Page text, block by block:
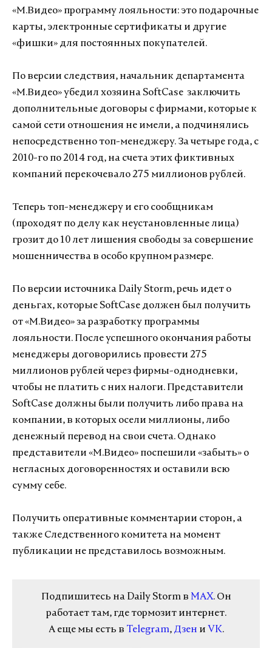
«М.Видео» программу лояльности: это подарочные
карты, электронные сертификаты и другие
«фишки» для постоянных покупателей.
По версии следствия, начальник департамента
«М.Видео» убедил хозяина SoftCase заключить
дополнительные договоры с фирмами, которые к
самой сети отношения не имели, а подчинялись
непосредственно топ-менеджеру. За четыре года, с
2010-го по 2014 год, на счета этих фиктивных
компаний перекочевало 275 миллионов рублей.
Теперь топ-менеджеру и его сообщникам
(проходят по делу как неустановленные лица)
грозит до 10 лет лишения свободы за совершение
мошенничества в особо крупном размере.
По версии источника Daily Storm, речь идет о
деньгах, которые SoftCase должен был получить
от «М.Видео» за разработку программы
лояльности. После успешного окончания работы
менеджеры договорились провести 275
миллионов рублей через фирмы-однодневки,
чтобы не платить с них налоги. Представители
SoftCase должны были получить либо права на
компании, в которых осели миллионы, либо
денежный перевод на свои счета. Однако
представители «М.Видео» поспешили «забыть» о
негласных договоренностях и оставили всю
сумму себе.
Получить оперативные комментарии сторон, а
также Следственного комитета на момент
публикации не представилось возможным.
Подпишитесь на Daily Storm в MAX. Он
работает там, где тормозит интернет.
А еще мы есть в Telegram, Дзен и VK.